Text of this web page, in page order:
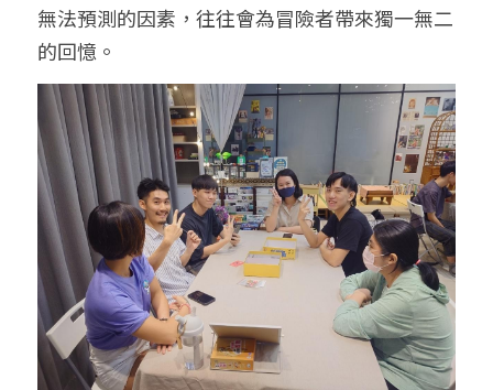
無法預測的因素，往往會為冒險者帶來獨一無二
的回憶。